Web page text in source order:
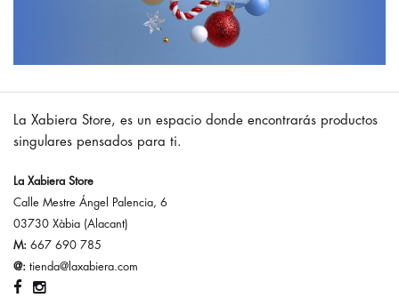
La Xabiera Store, es un espacio donde encontrarás productos
singulares pensados para ti.
La Xabiera Store
Calle Mestre Ángel Palencia, 6
03730 Xàbia (Alacant)
M: 667 690 785
@: tienda@laxabiera.com